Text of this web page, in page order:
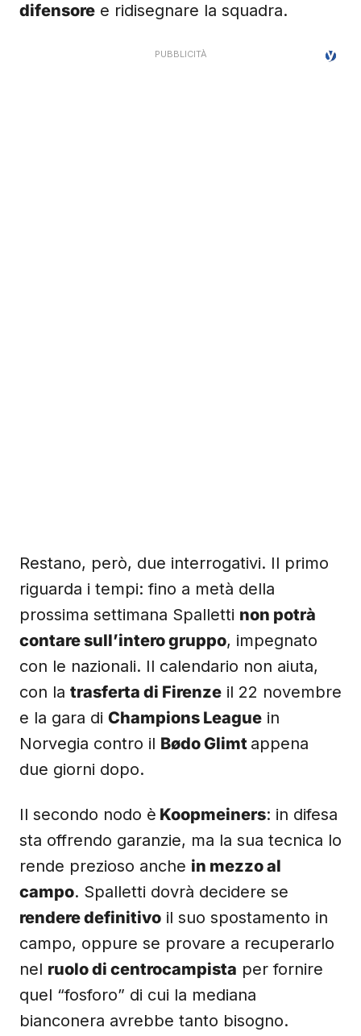
difensore e ridisegnare la squadra.
Restano, però, due interrogativi. Il primo
riguarda i tempi: fino a metà della
prossima settimana Spalletti non potrà
contare sull’intero gruppo, impegnato
con le nazionali. Il calendario non aiuta,
con la trasferta di Firenze il 22 novembre
e la gara di Champions League in
Norvegia contro il Bødo Glimt appena
due giorni dopo.
Il secondo nodo è Koopmeiners: in difesa
sta offrendo garanzie, ma la sua tecnica lo
rende prezioso anche in mezzo al
campo. Spalletti dovrà decidere se
rendere definitivo il suo spostamento in
campo, oppure se provare a recuperarlo
nel ruolo di centrocampista per fornire
quel “fosforo” di cui la mediana
bianconera avrebbe tanto bisogno.